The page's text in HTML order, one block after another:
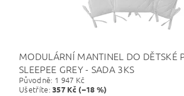
MODULÁRNÍ MANTINEL DO DĚTSKÉ
SLEEPEE GREY - SADA 3KS
Původně: 1 947 Kč
Ušetříte:357 Kč (–18 %)